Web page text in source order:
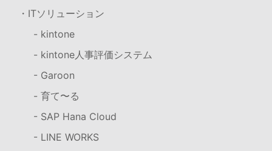
・ITソリューション
- kintone
- kintone人事評価システム
- Garoon
- 育て〜る
- SAP Hana Cloud
- LINE WORKS